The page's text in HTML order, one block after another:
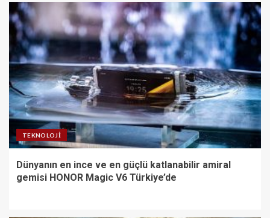
TEKNOLOJI
Dünyanın en ince ve en güçlü katlanabilir amiral
gemisi HONOR Magic V6 Türkiye’de